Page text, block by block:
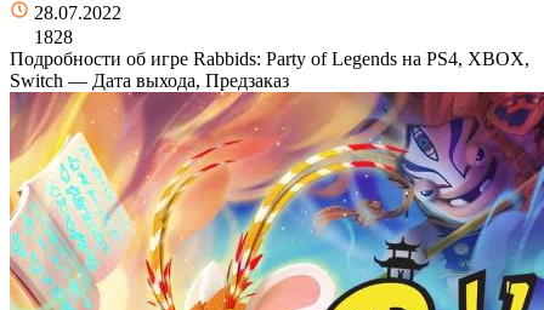
28.07.2022
1828
Подробности об игре Rabbids: Party of Legends на PS4, XBOX,
Switch — Дата выхода, Предзаказ